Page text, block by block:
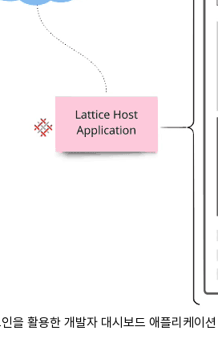
을 활용한 개발자 대시보드 애플리케이션